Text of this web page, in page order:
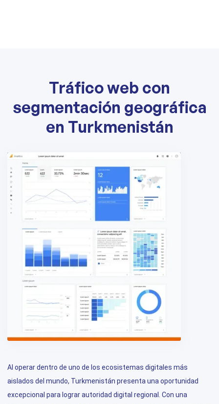
Tráfico web con
segmentación geográfica
en Turkmenistán
Al operar dentro de uno de los ecosistemas digitales más
aislados del mundo, Turkmenistán presenta una oportunidad
excepcional para lograr autoridad digital regional. Con una